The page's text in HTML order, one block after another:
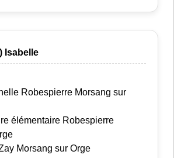
Isabelle
Robespierre Morsang sur
élémentaire Robespierre
Morsang sur Orge